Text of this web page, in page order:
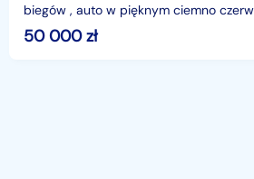
biegów , auto w pięknym ciemno czerwonym kolorze , auto
jest zadbane , posiada opony
50 000zł